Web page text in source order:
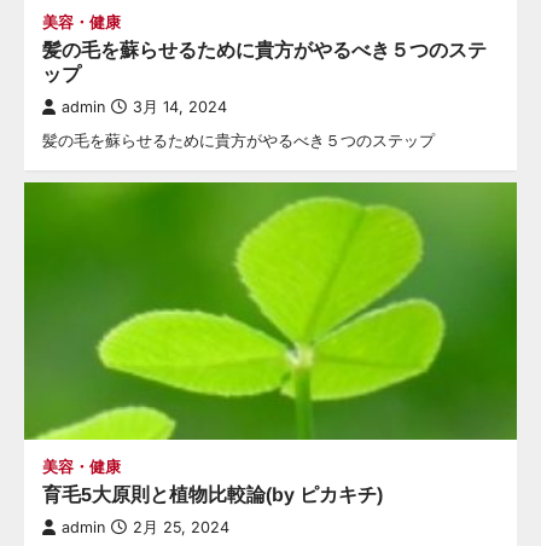
美容・健康
髪の毛を蘇らせるために貴方がやるべき５つのステ
ップ
admin 3月 14, 2024
髪の毛を蘇らせるために貴方がやるべき５つのステップ
美容・健康
育毛5大原則と植物比較論(by ピカキチ)
admin 2月 25, 2024